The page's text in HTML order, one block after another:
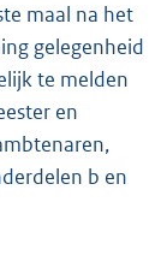
maal na het
gelegenheid
te melden
en
b en